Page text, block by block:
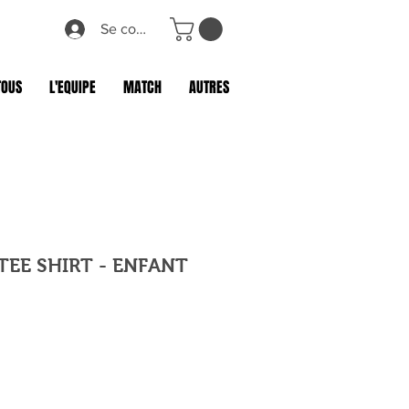
Se connecter
L'EQUIPE MATCH AUTRES
SHIRT - ENFANT